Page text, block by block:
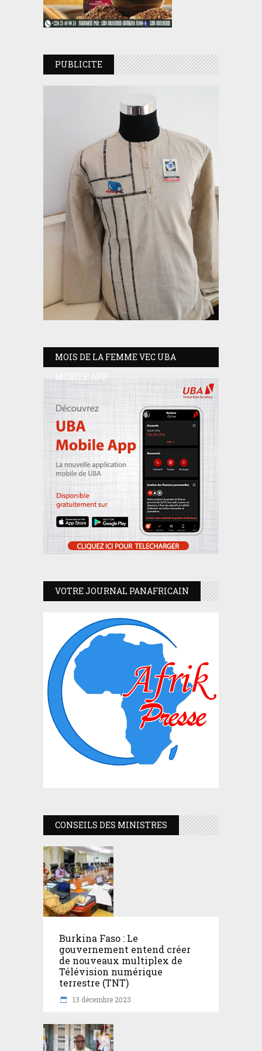
PUBLICITE
MOIS DE LA FEMME VEC UBA
MOBILE APP
VOTRE JOURNAL PANAFRICAIN
CONSEILS DES MINISTRES
Burkina Faso : Le
gouvernement entend créer
de nouveaux multiplex de
Télévision numérique
terrestre (TNT)
13 décembre 2023